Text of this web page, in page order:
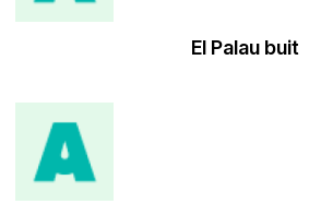
El Palau buit